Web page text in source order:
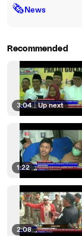
🗞News
Recommended
3:04 | Up next
1:22
2:08